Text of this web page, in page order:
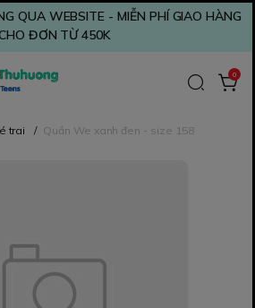
QUA WEBSITE - MIỄN PHÍ GIAO HÀNG
ĐƠN TỪ 450K
0
trai / Quần We xanh đen - size 158